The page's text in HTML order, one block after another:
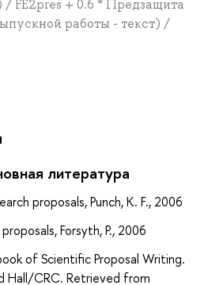
/ FE2pres + 0.6 * Предзащита
работы - текст) /
литература
proposals, Punch, K. F., 2006
Forsyth, P., 2006
of Scientific Proposal Writing.
Hall/CRC. Retrieved from